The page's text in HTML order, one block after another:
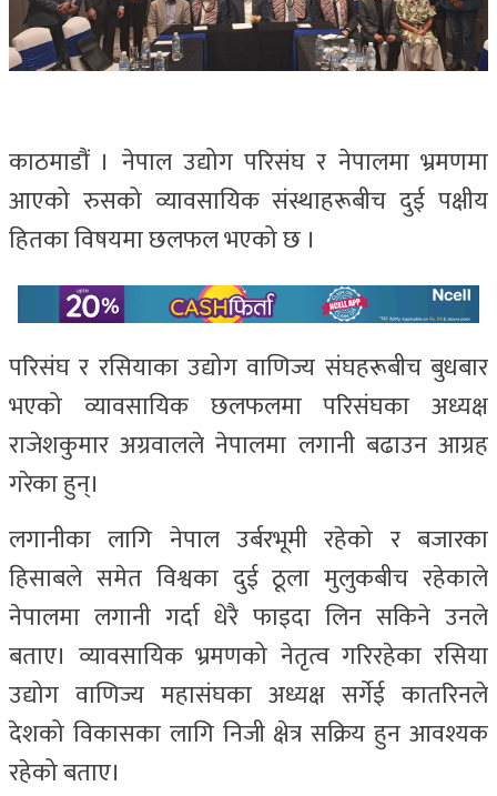
काठमाडौं । नेपाल उद्योग परिसंघ र नेपालमा भ्रमणमा
आएको रुसको व्यावसायिक संस्थाहरूबीच दुई पक्षीय
हितका विषयमा छलफल भएको छ ।
परिसंघ र रसियाका उद्योग वाणिज्य संघहरूबीच बुधबार
भएको व्यावसायिक छलफलमा परिसंघका अध्यक्ष
राजेशकुमार अग्रवालले नेपालमा लगानी बढाउन आग्रह
गरेका हुन्।
लगानीका लागि नेपाल उर्बरभूमी रहेको र बजारका
हिसाबले समेत विश्वका दुई ठूला मुलुकबीच रहेकाले
नेपालमा लगानी गर्दा धेरै फाइदा लिन सकिने उनले
बताए। व्यावसायिक भ्रमणको नेतृत्व गरिरहेका रसिया
उद्योग वाणिज्य महासंघका अध्यक्ष सर्गेई कातरिनले
देशको विकासका लागि निजी क्षेत्र सक्रिय हुन आवश्यक
रहेको बताए।